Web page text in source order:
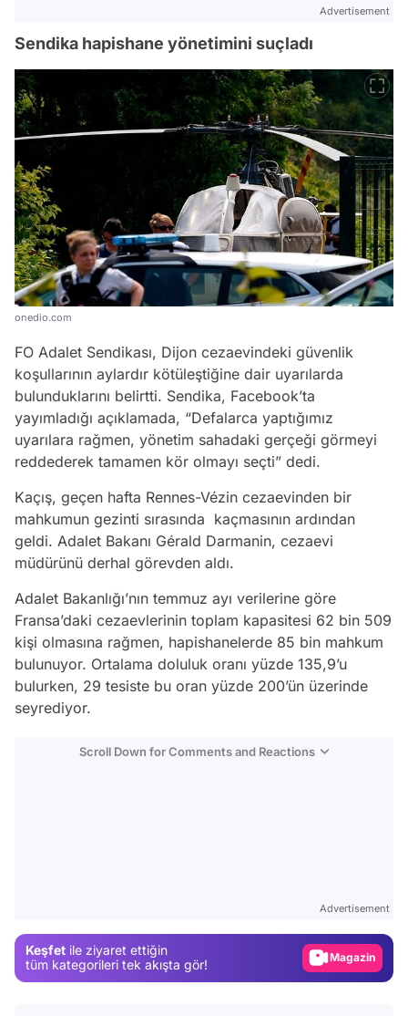
Advertisement
Sendika hapishane yönetimini suçladı
onedio.com
FO Adalet Sendikası, Dijon cezaevindeki güvenlik
koşullarının aylardır kötüleştiğine dair uyarılarda
bulunduklarını belirtti. Sendika, Facebook’ta
yayımladığı açıklamada, “Defalarca yaptığımız
uyarılara rağmen, yönetim sahadaki gerçeği görmeyi
reddederek tamamen kör olmayı seçti” dedi.
Kaçış, geçen hafta Rennes-Vézin cezaevinden bir
mahkumun gezinti sırasında kaçmasının ardından
geldi. Adalet Bakanı Gérald Darmanin, cezaevi
müdürünü derhal görevden aldı.
Adalet Bakanlığı’nın temmuz ayı verilerine göre
Fransa’daki cezaevlerinin toplam kapasitesi 62 bin 509
kişi olmasına rağmen, hapishanelerde 85 bin mahkum
bulunuyor. Ortalama doluluk oranı yüzde 135,9’u
bulurken, 29 tesiste bu oran yüzde 200’ün üzerinde
seyrediyor.
Scroll Down for Comments and Reactions
Advertisement
Keşfet ile ziyaret ettiğin
tüm kategorileri tek akışta gör!
Magazin